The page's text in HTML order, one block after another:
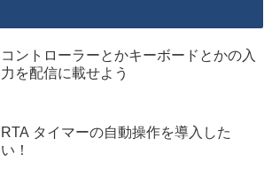
コントローラーとかキーボードとかの入
力を配信に載せよう
RTA タイマーの自動操作を導入した
い！